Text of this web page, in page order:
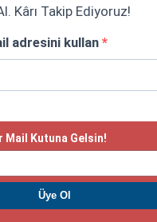
Kârı Takip Ediyoruz!
adresini kullan *
Ulusal Lig
Form Form Deplasman
ÜYE OL. HEMEN KAZAN
Mail Kutuna Gelsin!